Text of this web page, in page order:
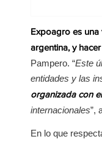
Expoagro es
argentina, y
Pampero. “Este
entidades y las
organizada con
internacionales”,
En lo que